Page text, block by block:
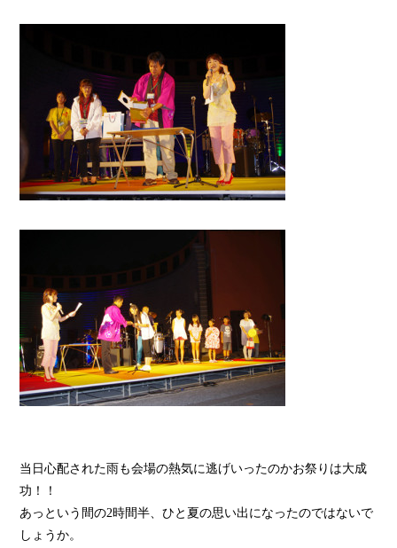
当日心配された雨も会場の熱気に逃げいったのかお祭りは大成
功！！
あっという間の2時間半、ひと夏の思い出になったのではないで
しょうか。